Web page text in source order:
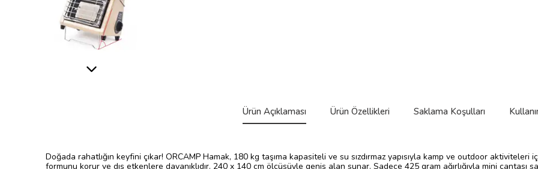
Ürün Açıklaması Ürün Özellikleri Saklama Koşulları
Doğada rahatlığın keyfini çıkar! ORCAMP Hamak, 180 kg taşıma kapasiteli ve su sızdırmaz yapısıyla kamp ve outdoor
formunu korur ve dış etkenlere dayanıklıdır. 240 x 140 cm ölçüsüyle geniş alan sunar. Sadece 425 gram ağırlığıyla mini çantası